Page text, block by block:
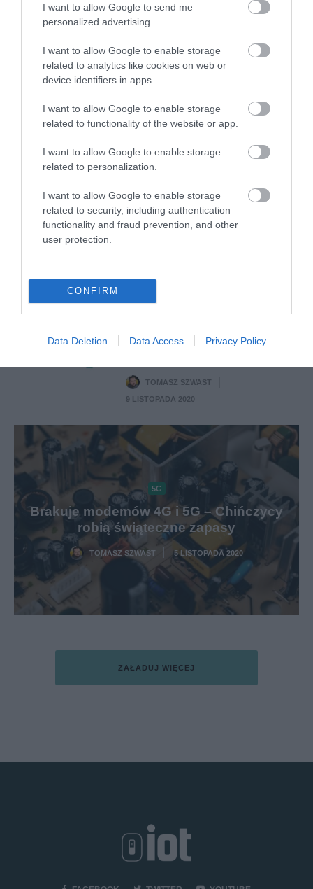
I want to allow Google to send me
personalized advertising.
I want to allow Google to enable storage
related to analytics like cookies on web or
device identifiers in apps.
I want to allow Google to enable storage
related to functionality of the website or app.
I want to allow Google to enable storage
related to personalization.
I want to allow Google to enable storage
related to security, including authentication
functionality and fraud prevention, and other
user protection.
CONFIRM
Data Deletion Data Access Privacy Policy
6G nabiera rozpędu. Chińczycy nie
chcą się zatrzymywać
ALEKSANDER PISKORZ · 17 LISTOPADA 2020
5G
Chińczycy zainstalowali już
750 tysięcy stacji bazowych
13 LISTOPADA 2020
PLUS
Plus z ambitnymi planami
rozwoju 5G w przyszłym
TOMASZ SZWAST
9 LISTOPADA 2020
5G
Brakuje modemów 4G i 5G – Chińczycy
robią świąteczne zapasy
TOMASZ SZWAST 5 LISTOPADA 2020
ZAŁADUJ WIĘCEJ